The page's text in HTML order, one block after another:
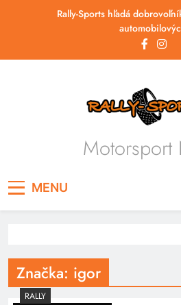
Rally-Sports hľadá
Motorsport
MENU
Značka: igor
RALLY